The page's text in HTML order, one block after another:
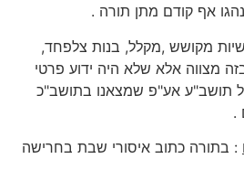
אף קודם מתן תורה .
מקושש ,מקלל, בנות צלפחד,
מצווה אלא שלא היה ידוע פרטי
של תושב"ע אע"פ שמצאנו בתושב"כ
.
: בתורה כתוב איסורי שבת בחרישה